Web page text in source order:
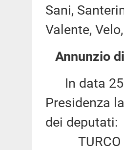
Sani,
Valente,
Annunzio
In data 25
Presidenza
dei deputati:
TURCO